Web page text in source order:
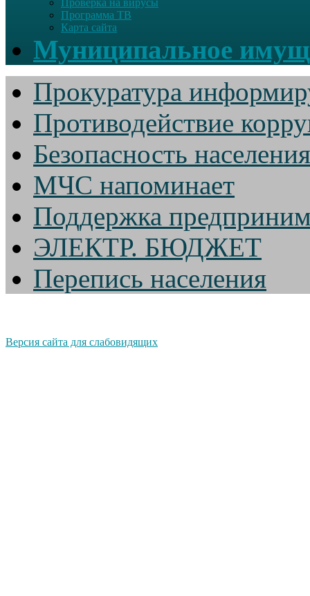
Проверка на вирусы
Программа ТВ
Карта сайта
Муниципальное
Прокуратура
Противодействие
Безопасность населения
МЧС напоминает
Поддержка
ЭЛЕКТР. БЮДЖЕТ
Перепись населения
Версия сайта для слабовидящих